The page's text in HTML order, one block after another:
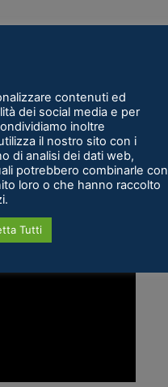
contenuti ed
dei social media e per
inoltre
il nostro sito con i
di analisi dei dati web,
potrebbero combinarle con
loro o che hanno raccolto
Tutti